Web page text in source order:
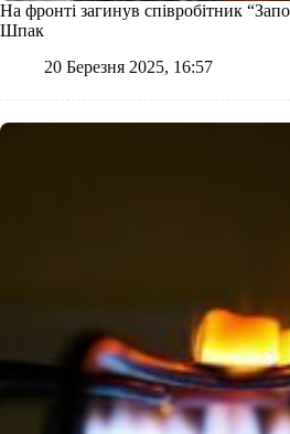
На фронті загинув співробітник
Шпак
20 Березня 2025, 16:57